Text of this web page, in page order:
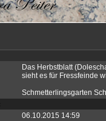
Das Herbstblatt
sieht es für Fressfeinde
Schmetterlingsgarten
06.10.2015 14:59